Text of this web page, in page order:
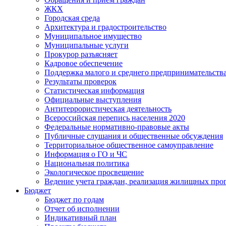
ЖКХ
Городская среда
Архитектура и градостроительство
Муниципальное имущество
Муниципальные услуги
Прокурор разъясняет
Кадровое обеспечение
Поддержка малого и среднего предпринимательства
Результаты проверок
Статистическая информация
Официальные выступления
Антитеррористическая деятельность
Всероссийская перепись населения 2020
Федеральные нормативно-правовые акты
Публичные слушания и общественные обсуждения
Территориальное общественное самоуправление
Информация о ГО и ЧС
Национальная политика
Экологическое просвещение
Ведение учета граждан, реализация жилищных
Бюджет
Бюджет по годам
Отчет об исполнении
Индикативный план